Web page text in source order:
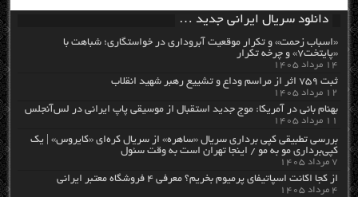
دانلود سریال ایرانی جدید …
«اسباب زحمت» و تکرار موقعیت آبروداری در خواستگاری؛ شباهت با
«پایتخت۷» و چرخه تکرار
۱۴ مرداد ۱۴۰۵
ثبت ۷۵۹ اثر از مراسم وداع و تشییع رهبر شهید انقلاب
۱۲ مرداد ۱۴۰۵
بهنام بانی در آمریکا: موج جدید استقبال از موسیقی پاپ ایرانی در لس‌آنجلس
۱۱ مرداد ۱۴۰۵
بررسی تطبیقی کپی برداری سریال «ساهره» از سریال کره‌ای «کایروس» | یک
کپی‌برداری مو به مو / اینجا تهران است به وقت سئول
۷ مرداد ۱۴۰۵
از کجا اکانت اسپاتیفای پرمیوم بخریم؟ معرفی ۴ فروشگاه معتبر ایرانی
۴ مرداد ۱۴۰۵